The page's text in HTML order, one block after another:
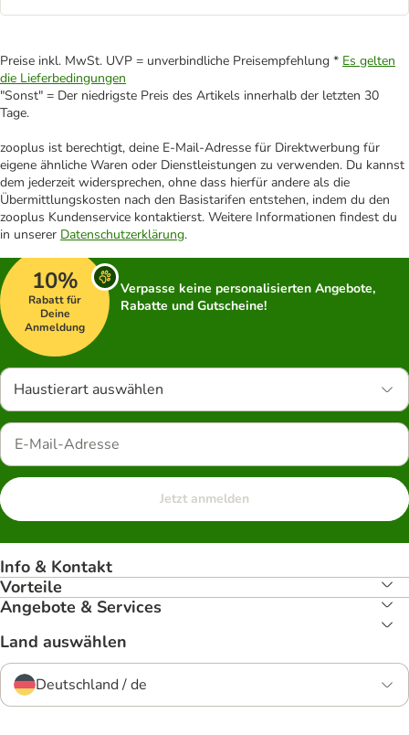
Preise inkl. MwSt. UVP = unverbindliche Preisempfehlung * Es gelten
die Lieferbedingungen
"Sonst" = Der niedrigste Preis des Artikels innerhalb der letzten 30
Tage.
zooplus ist berechtigt, deine E-Mail-Adresse für Direktwerbung für
eigene ähnliche Waren oder Dienstleistungen zu verwenden. Du kannst
dem jederzeit widersprechen, ohne dass hierfür andere als die
Übermittlungskosten nach den Basistarifen entstehen, indem du den
zooplus Kundenservice kontaktierst. Weitere Informationen findest du
in unserer Datenschutzerklärung.
10%
Rabatt für
Deine
Anmeldung
Verpasse keine personalisierten Angebote,
Rabatte und Gutscheine!
Haustierart auswählen
Jetzt anmelden
Info & Kontakt
Vorteile
Angebote & Services
Land auswählen
Deutschland / de